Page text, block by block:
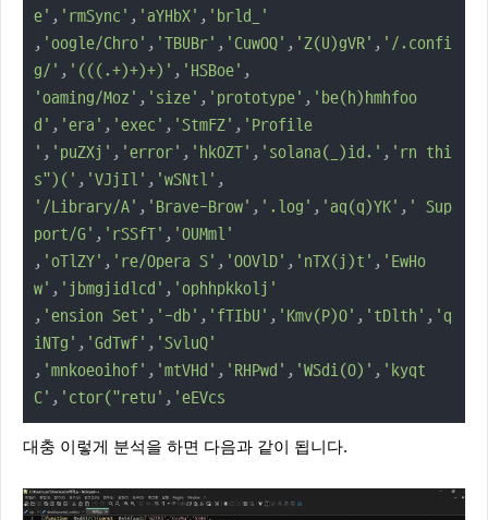
e' , 'rmSync' , 'aYHbX' , 'brld_'
, 'oogle/Chro' , 'TBUBr' , 'CuwOQ' , 'Z(U)gVR' , '/.confi
g/' , '(((.+)+)+)' , 'HSBoe'
'oaming/Moz' , 'size' , 'prototype' , 'be(h)hmhfoo
d' , 'era' , 'exec' , 'StmFZ' , 'Profile
' , 'puZXj' , 'error' , 'hkOZT' , 'solana(_)id.' , 'rn thi
s")(' , 'VJjIl' , 'wSNtl'
'/Library/A' , 'Brave-Brow' , '.log' , 'aq(q)YK' , ' Sup
port/G' , 'rSSfT' , 'OUMml'
, 'oTlZY' , 're/Opera S' , 'OOVlD' , 'nTX(j)t' , 'EwHo
w' , 'jbmgjidlcd' , 'ophhpkkolj'
, 'ension Set' , '-db' , 'fTIbU' , 'Kmv(P)O' , 'tDlth' , 'q
iNTg' , 'GdTwf' , 'SvluQ'
, 'mnkoeoihof' , 'mtVHd' , 'RHPwd' , 'WSdi(O)' , 'kyqt
C' , 'ctor("retu' , 'eEVcs
대충 이렇게 분석을 하면 다음과 같이 됩니다.